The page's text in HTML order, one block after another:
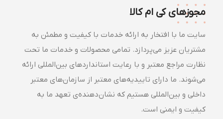
مجوزهای کی ام کالا
سایت ما با افتخار به ارائه خدمات با کیفیت و مطمئن به
مشتریان عزیز می‌پردازد. تمامی محصولات و خدمات ما تحت
نظارت مراجع معتبر و با رعایت استانداردهای بین‌المللی ارائه
می‌شوند. ما دارای تاییدیه‌های معتبر از سازمان‌های معتبر
داخلی و بین‌المللی هستیم که نشان‌دهنده‌ی تعهد ما به
کیفیت و ایمنی است.